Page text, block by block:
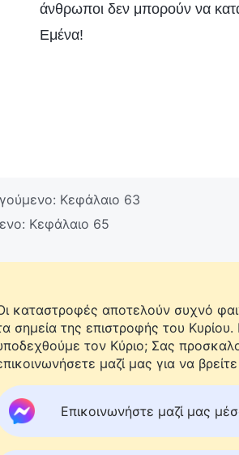
άνθρωποι δεν μπορούν να
Εμένα!
Κεφάλαιο 63
Κεφάλαιο 65
καταστροφές αποτελούν συχνό
σημεία της επιστροφής του
τον Κύριο; Σας
μαζί μας για να
Επικοινωνήστε μαζί μας